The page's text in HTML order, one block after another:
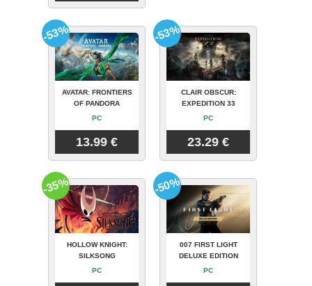
AVATAR: FRONTIERS
OF PANDORA
PC
13.99 €
-53%
CLAIR OBSCUR:
EXPEDITION 33
PC
23.29 €
-53%
HOLLOW KNIGHT:
SILKSONG
PC
-35%
007 FIRST LIGHT
DELUXE EDITION
PC
-50%